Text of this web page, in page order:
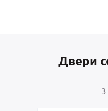
Двери
3